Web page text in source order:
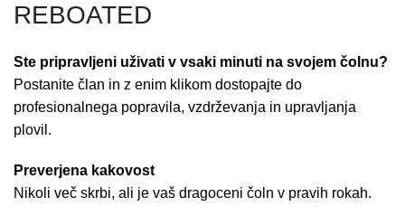
REBOATED
Ste pripravljeni uživati v vsaki minuti na svojem čolnu?
Postanite član in z enim klikom dostopajte do
profesionalnega popravila, vzdrževanja in upravljanja
plovil.
Preverjena kakovost
Nikoli več skrbi, ali je vaš dragoceni čoln v pravih rokah.